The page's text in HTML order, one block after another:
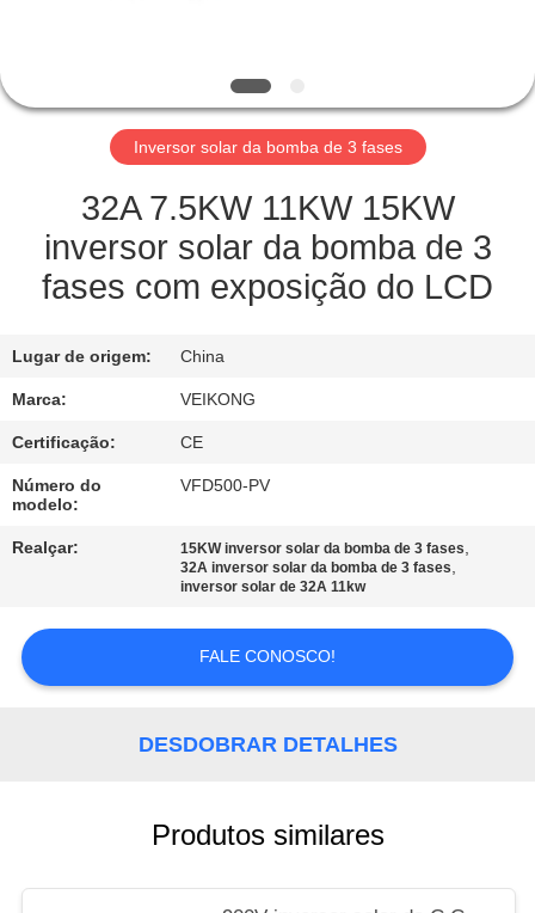
FÁBRICA
CONTROLE
DE
QUALIDADE
ENTRE
EM
CONOSCO
PEÇA
UMAS
CITAÇÕES
DO
SITE
POLÍTICA
PRIVACIDADE
Inversor solar da bomba de 3 fases
32A 7.5KW 11KW 15KW
inversor solar da bomba de 3
fases com exposição do LCD
Lugar de origem: China
Marca: VEIKONG
Certificação: CE
Número do
modelo:
VFD500-PV
Realçar: 15KW inversor solar da bomba de 3 fases,
32A inversor solar da bomba de 3 fases,
inversor solar de 32A 11kw
FALE CONOSCO!
DESDOBRAR DETALHES
Produtos similares